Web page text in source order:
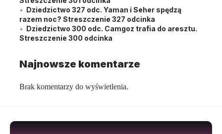
Dziedzictwo 327 odc. Yaman i Seher spędzą
razem noc? Streszczenie 327 odcinka
Dziedzictwo 300 odc. Camgoz trafia do aresztu.
Streszczenie 300 odcinka
Najnowsze komentarze
Brak komentarzy do wyświetlenia.